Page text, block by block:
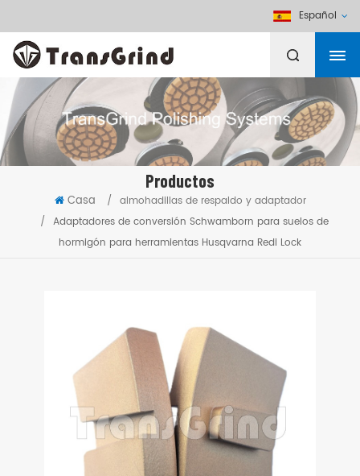
Español
Productos
Casa / almohadillas de respaldo y adaptador
/ Adaptadores de conversión Schwamborn para suelos de
hormigón para herramientas Husqvarna Redi Lock